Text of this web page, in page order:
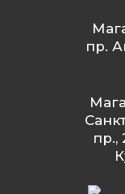
пр.
пр.,